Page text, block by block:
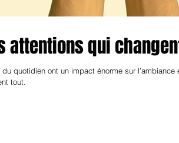
attentions qui
quotidien ont un impact énorme sur
tout.